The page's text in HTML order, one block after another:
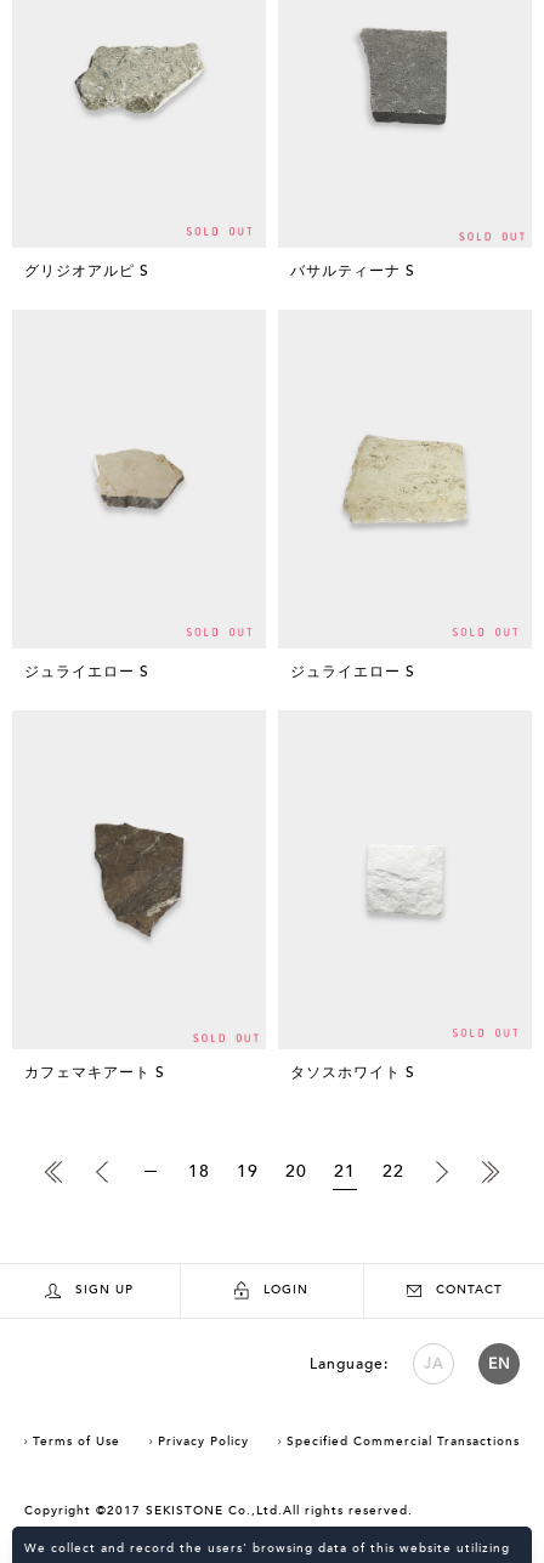
グリジオアルピ S バサルティーナ S
ジュライエロー S ジュライエロー S
カフェマキアート S タソスホワイト S
18 19 20 21 22
SIGN UP LOGIN CONTACT
Language: JA EN
Terms of Use Privacy Policy Specified Commercial Transactions
Copyright ©2017 SEKISTONE Co.,Ltd.All rights reserved.
Consent Confirmation for Use of Cookies
We collect and record the users' browsing data of this website utilizing